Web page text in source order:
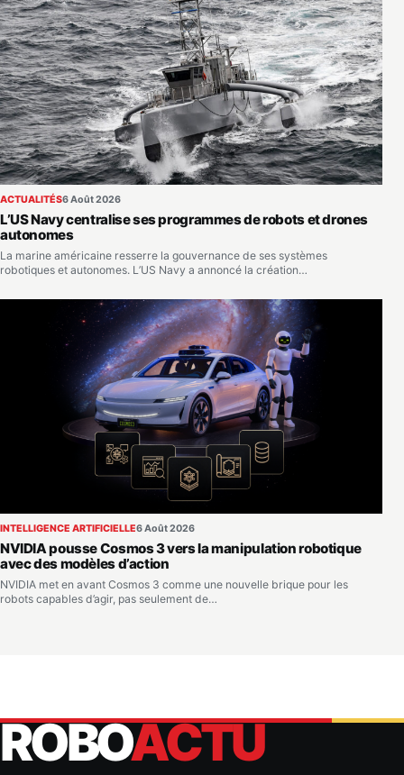
ACTUALITÉS6 Août 2026
L’US Navy centralise ses programmes de robots et drones
autonomes
La marine américaine resserre la gouvernance de ses systèmes
robotiques et autonomes. L’US Navy a annoncé la création…
INTELLIGENCE ARTIFICIELLE6 Août 2026
NVIDIA pousse Cosmos 3 vers la manipulation robotique
avec des modèles d’action
NVIDIA met en avant Cosmos 3 comme une nouvelle brique pour les
robots capables d’agir, pas seulement de…
ROBOACTU